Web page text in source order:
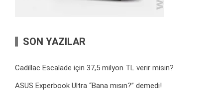
SON YAZILAR
Cadillac Escalade için 37,5 milyon TL verir misin?
ASUS Experbook Ultra “Bana mısın?” demedi!